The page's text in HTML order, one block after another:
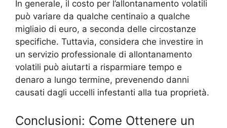
In generale, il costo per l’allontanamento volatili
può variare da qualche centinaio a qualche
migliaio di euro, a seconda delle circostanze
specifiche. Tuttavia, considera che investire in
un servizio professionale di allontanamento
volatili può aiutarti a risparmiare tempo e
denaro a lungo termine, prevenendo danni
causati dagli uccelli infestanti alla tua proprietà.
Conclusioni: Come Ottenere un